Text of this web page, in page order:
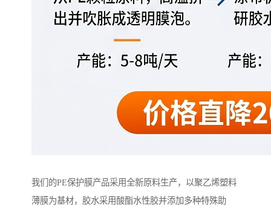
我们的PE保护膜产品采用全新原料生产，以聚乙烯塑料
薄膜为基材，胶水采用酸酯水性胶并添加多种特殊助